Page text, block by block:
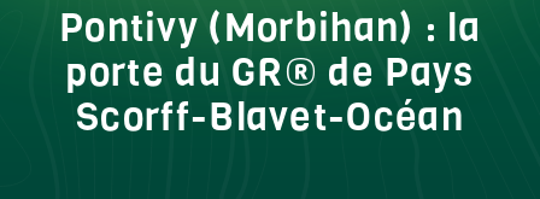
Pontivy (Morbihan) : la
porte du GR® de Pays
Scorff-Blavet-Océan